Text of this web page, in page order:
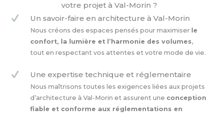
votre projet à Val-Morin ?
Un savoir-faire en architecture à Val-Morin
Nous créons des espaces pensés pour maximiser le
confort, la lumière et l’harmonie des volumes,
tout en respectant vos attentes et votre mode de vie.
Une expertise technique et réglementaire
Nous maîtrisons toutes les exigences liées aux projets
d’architecture à Val-Morin et assurent une conception
fiable et conforme aux réglementations en